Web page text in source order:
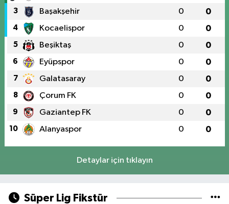
3 Başakşehir 0 0
4 Kocaelispor 0 0
5 Beşiktaş 0 0
6 Eyüpspor 0 0
7 Galatasaray 0 0
8 Çorum FK 0 0
9 Gaziantep FK 0 0
10 Alanyaspor 0 0
Detaylar için tıklayın
Süper Lig Fikstür